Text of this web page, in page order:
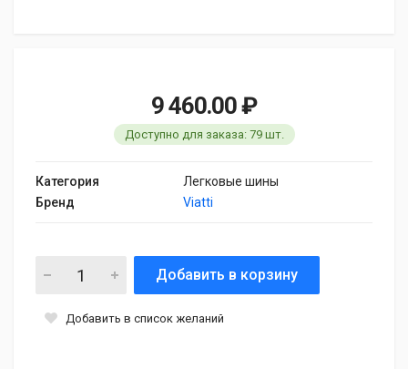
9 460.00 ₽
Доступно для заказа: 79 шт.
Категория
Легковые шины
Бренд
Viatti
Добавить в корзину
Добавить в список желаний